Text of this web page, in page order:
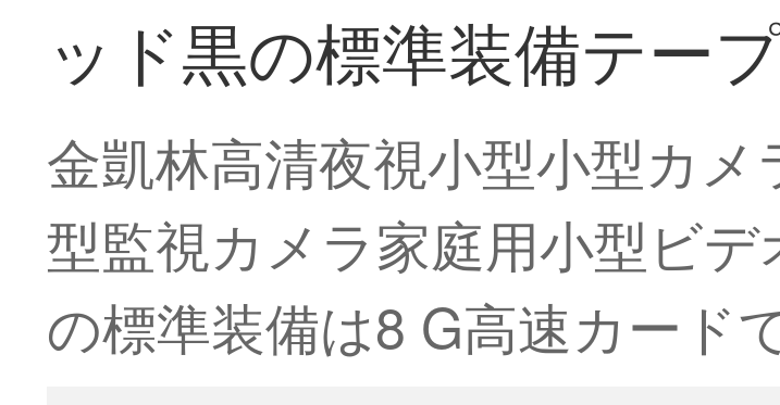
ッド黒の標準装備テー
金凱林高清夜視小型小型カ
型監視カメラ家庭用小型ビ
の標準装備は8 G高速カードで